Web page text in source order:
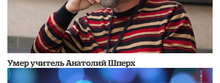
Умер учитель Анатолий Шперх